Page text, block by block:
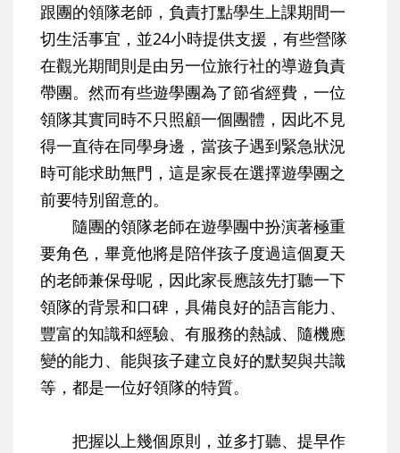
跟團的領隊老師，負責打點學生上課期間一
切生活事宜，並24小時提供支援，有些營隊
在觀光期間則是由另一位旅行社的導遊負責
帶團。然而有些遊學團為了節省經費，一位
領隊其實同時不只照顧一個團體，因此不見
得一直待在同學身邊，當孩子遇到緊急狀況
時可能求助無門，這是家長在選擇遊學團之
前要特別留意的。
隨團的領隊老師在遊學團中扮演著極重
要角色，畢竟他將是陪伴孩子度過這個夏天
的老師兼保母呢，因此家長應該先打聽一下
領隊的背景和口碑，具備良好的語言能力、
豐富的知識和經驗、有服務的熱誠、隨機應
變的能力、能與孩子建立良好的默契與共識
等，都是一位好領隊的特質。
把握以上幾個原則，並多打聽、提早作